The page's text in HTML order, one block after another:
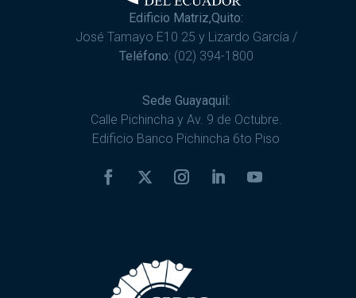
Edificio Matriz,Quito:
José Tamayo E10 25 y Lizardo García /
Teléfono: (02) 394-1800
Sede Guayaquil:
Calle Pichincha y Av. 9 de Octubre.
Edificio Banco Pichincha 6to Piso